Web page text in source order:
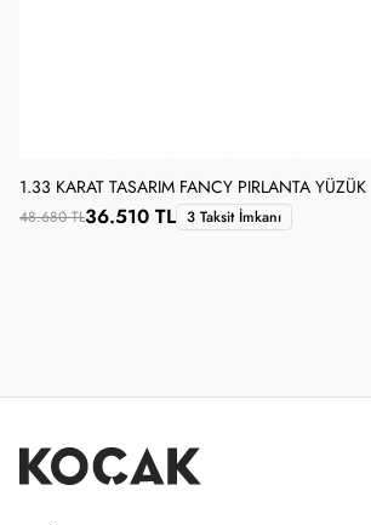
1.33 KARAT TASARIM FANCY PIRLANTA YÜZÜK
48.680 TL36.510 TL 3 Taksit İmkanı